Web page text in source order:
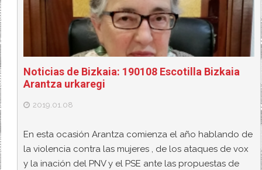
Noticias de Bizkaia: 190108 Escotilla Bizkaia
Arantza urkaregi
2019.01.08
En esta ocasión Arantza comienza el año hablando de
la violencia contra las mujeres , de los ataques de vox
y la inación del PNV y el PSE ante las propuestas de